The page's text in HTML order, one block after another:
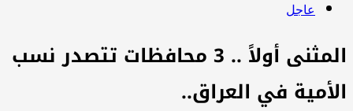
عاجل
المثنى أولاً .. 3 محافظات تتصدر نسب
في العراق..